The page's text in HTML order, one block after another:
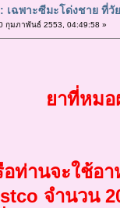
เฉพาะซีมะโด่งชาย ที่
กุมภาพันธ์ 2553, 04:49:58 »
ยาที่หมอ
อท่านจะใช้อ
จำนวน